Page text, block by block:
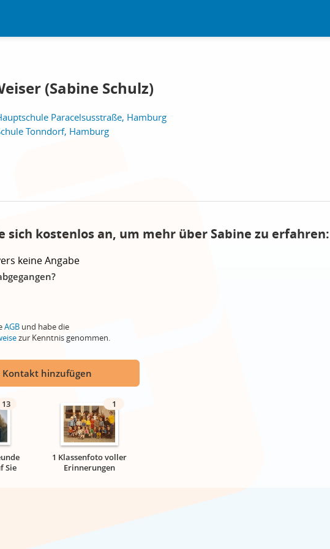
(Sabine Schulz)
Paracelsusstraße, Hamburg
Tonndorf, Hamburg
sich kostenlos an, um mehr über Sabine zu erfahren:
keine Angabe
AGB und habe die
zur Kenntnis genommen.
Kontakt hinzufügen
13
Sie
1
1 Klassenfoto voller
Erinnerungen